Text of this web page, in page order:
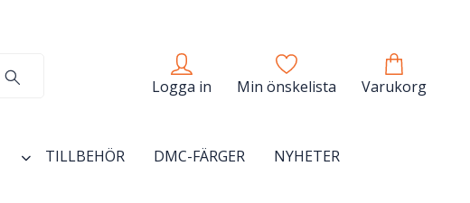
Logga in Min önskelista Varukorg
TILLBEHÖR DMC-FÄRGER
NYHETER